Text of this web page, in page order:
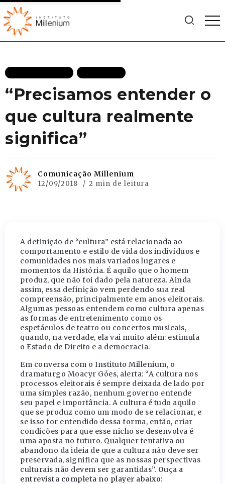
“Precisamos entender o
que cultura realmente
significa”
Comunicação Millenium
12/09/2018 2 min de leitura
A definição de “cultura” está relacionada ao
comportamento e estilo de vida dos indivíduos e
comunidades nos mais variados lugares e
momentos da História. É aquilo que o homem
produz, que não foi dado pela natureza. Ainda
assim, essa definição vem perdendo sua real
compreensão, principalmente em anos eleitorais.
Algumas pessoas entendem como cultura apenas
as formas de entretenimento como os
espetáculos de teatro ou concertos musicais,
quando, na verdade, ela vai muito além: estimula
o Estado de Direito e a democracia.
Em conversa com o Instituto Millenium, o
dramaturgo Moacyr Góes, alerta: “A cultura nos
processos eleitorais é sempre deixada de lado por
uma simples razão, nenhum governo entende
seu papel e importância. A cultura é tudo aquilo
que se produz como um modo de se relacionar, e
se isso for entendido dessa forma, então, criar
condições para que esse nicho se desenvolva é
uma aposta no futuro. Qualquer tentativa ou
abandono da ideia de que a cultura não deve ser
preservada, significa que as nossas perspectivas
culturais não devem ser garantidas”. Ouça a
entrevista completa no player abaixo: